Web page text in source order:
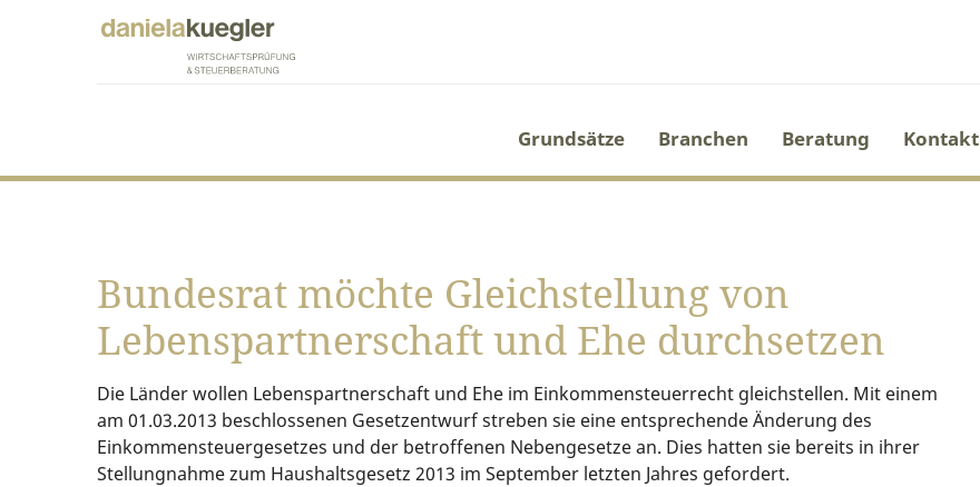
Grundsätze Branchen Beratung Kontakt
Bundesrat möchte Gleichstellung von
Lebenspartnerschaft und Ehe durchsetzen
Die Länder wollen Lebenspartnerschaft und Ehe im Einkommensteuerrecht gleichstellen. Mit einem
am 01.03.2013 beschlossenen Gesetzentwurf streben sie eine entsprechende Änderung des
Einkommensteuergesetzes und der betroffenen Nebengesetze an. Dies hatten sie bereits in ihrer
Stellungnahme zum Haushaltsgesetz 2013 im September letzten Jahres gefordert.